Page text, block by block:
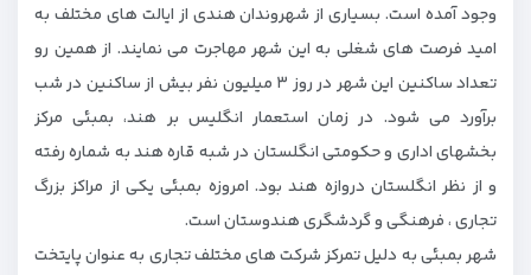
وجود آمده است. بسیاری از شهروندان هندی از ایالت های مختلف به
امید فرصت های شغلی به این شهر مهاجرت می نمایند. از همین رو
تعداد ساکنین این شهر در روز ۳ میلیون نفر بیش از ساکنین در شب
برآورد می شود. در زمان استعمار انگلیس بر هند، بمبئی مرکز
بخشهای اداری و حکومتی انگلستان در شبه قاره هند به شماره رفته
و از نظر انگلستان دروازه هند بود. امروزه بمبئی یکی از مراکز بزرگ
تجاری ، فرهنگی و گردشگری هندوستان است.
شهر بمبئی به دلیل تمرکز شرکت های مختلف تجاری به عنوان پایتخت